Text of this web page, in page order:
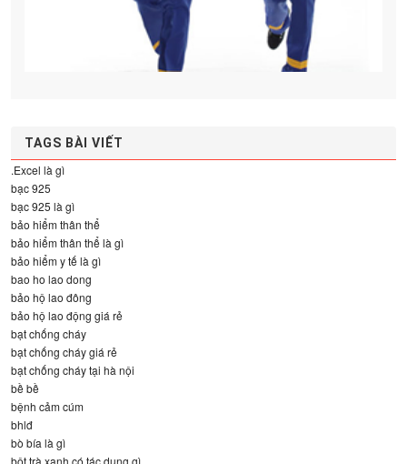
TAGS BÀI VIẾT
.Excel là gì
bạc 925
bạc 925 là gì
bảo hiểm thân thể
bảo hiểm thân thể là gì
bảo hiểm y tế là gì
bao ho lao dong
bảo hộ lao đông
bảo hộ lao động giá rẻ
bạt chống cháy
bạt chống cháy giá rẻ
bạt chống cháy tại hà nội
bề bề
bệnh cảm cúm
bhlđ
bò bía là gì